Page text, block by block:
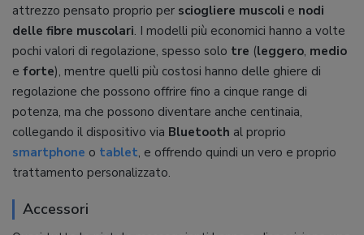
attrezzo pensato proprio per sciogliere muscoli e nodi
delle fibre muscolari. I modelli più economici hanno a volte
pochi valori di regolazione, spesso solo tre (leggero, medio
e forte), mentre quelli più costosi hanno delle ghiere di
regolazione che possono offrire fino a cinque range di
potenza, ma che possono diventare anche centinaia,
collegando il dispositivo via Bluetooth al proprio
smartphone o tablet, e offrendo quindi un vero e proprio
trattamento personalizzato.
Accessori